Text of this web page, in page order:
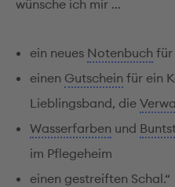
wünsche ich mir ...
ein neues Notenbuch für
einen Gutschein für ein
Lieblingsband‚ die
Wasserfarben und
im Pflegeheim
einen gestreiften Schal.“